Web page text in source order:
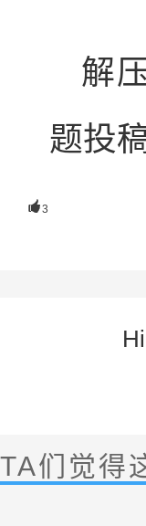
解
题投
3
TA们觉得